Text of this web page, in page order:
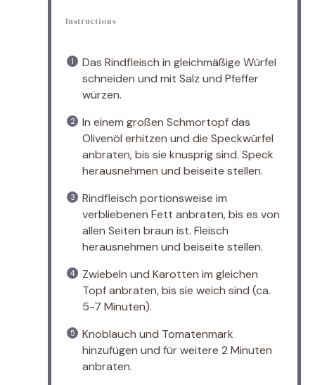
Instructions
Das Rindfleisch in gleichmäßige Würfel
schneiden und mit Salz und Pfeffer
würzen.
In einem großen Schmortopf das
Olivenöl erhitzen und die Speckwürfel
anbraten, bis sie knusprig sind. Speck
herausnehmen und beiseite stellen.
Rindfleisch portionsweise im
verbliebenen Fett anbraten, bis es von
allen Seiten braun ist. Fleisch
herausnehmen und beiseite stellen.
Zwiebeln und Karotten im gleichen
Topf anbraten, bis sie weich sind (ca.
5-7 Minuten).
Knoblauch und Tomatenmark
hinzufügen und für weitere 2 Minuten
anbraten.